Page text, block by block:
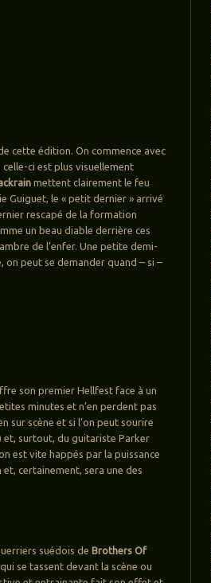
cette édition. On commence avec
ci est plus visuellement
mettent clairement le feu
Guiguet, le « petit dernier » arrivé
rescapé de la formation
un beau diable derrière ces
de l’enfer. Une petite demi-
on peut se demander quand – si –
son premier Hellfest face à un
minutes et n’en perdent pas
sur scène et si l’on peut sourire
et, surtout, du guitariste Parker
est vite happés par la puissance
certainement, sera une des
suédois deBrothers Of
se tassent devant la scène ou